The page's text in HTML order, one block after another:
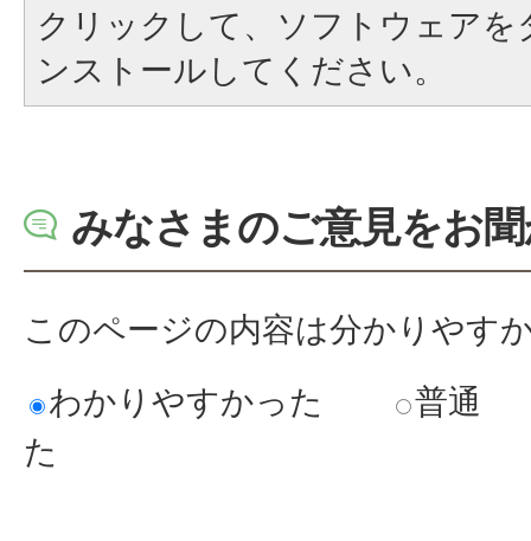
クリックして、ソフトウェア
ンストールしてください。
みなさまのご意見をお
このページの内容は分かりやす
わかりやすかった
普通
た